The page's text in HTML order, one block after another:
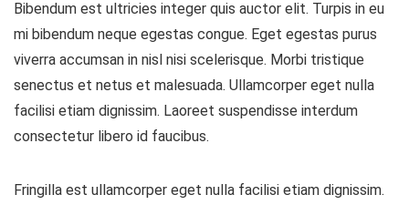
Bibendum est ultricies integer quis auctor elit. Turpis in eu
mi bibendum neque egestas congue. Eget egestas purus
viverra accumsan in nisl nisi scelerisque. Morbi tristique
senectus et netus et malesuada. Ullamcorper eget nulla
facilisi etiam dignissim. Laoreet suspendisse interdum
consectetur libero id faucibus.
Fringilla est ullamcorper eget nulla facilisi etiam dignissim.